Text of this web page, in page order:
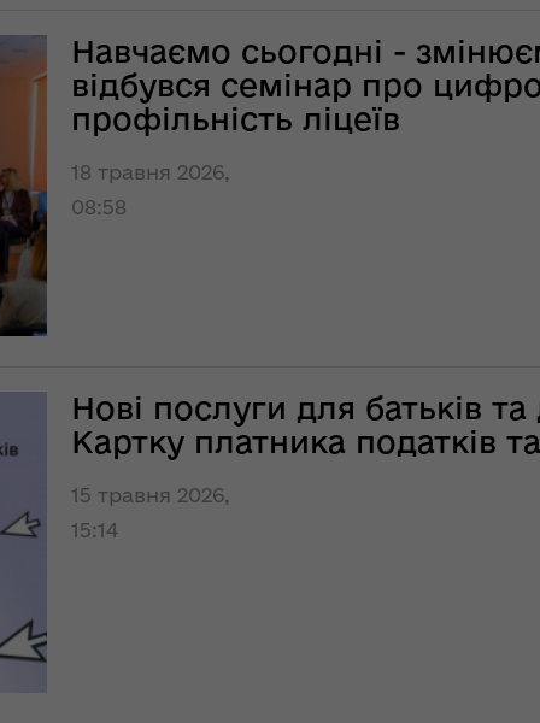
2018
очікують хороший
збір урожаю
НЕФОРМАТ:
головою ОДА
Юрієм
Погуляйком для
«InsiderMedia».
ВІДЕО
Волинь готова до
сезону на 100% –
заступник
начальника
житлово-
комунального
радіо. Луцьк»
Навчаємо сьогодні -
відбувся семінар про
профільність ліцеїв
18 травня 2026,
08:58
Нові послуги для батьків
Картку платника податків
15 травня 2026,
15:14